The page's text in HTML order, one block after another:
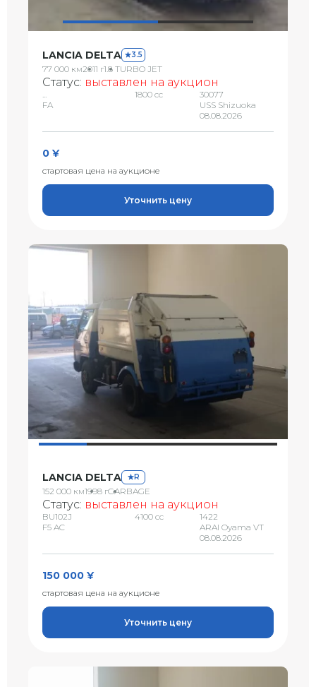
LANCIA DELTA 3.5
77 000 км2011 г1.8 TURBO JET
Статус: выставлен на аукцион
...
FA
1800 сс
30077
USS Shizuoka
08.08.2026
0 ¥
стартовая цена на аукционе
Уточнить цену
LANCIA DELTA R
152 000 км1998 гGARBAGE
Статус: выставлен на аукцион
BU102J
F5 AC
4100 сс
1422
ARAI Oyama VT
08.08.2026
150 000 ¥
стартовая цена на аукционе
Уточнить цену